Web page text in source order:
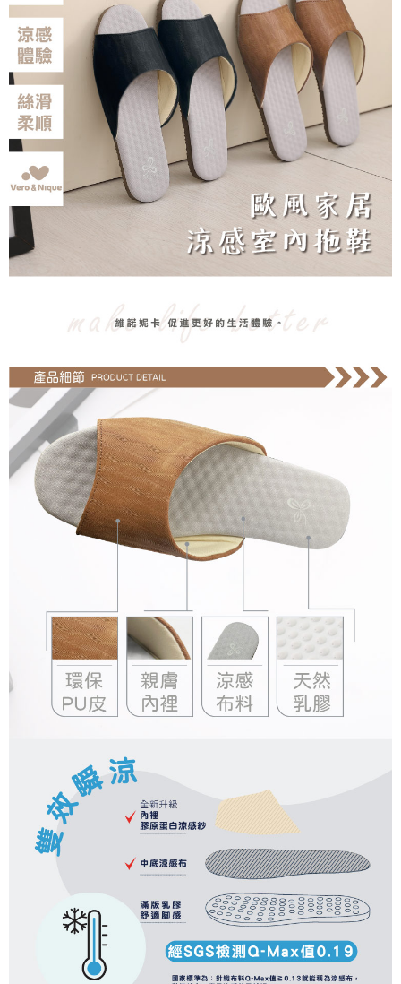
是否繳費成功／繳費後需取消欲退款等相關疑問，請聯繫「AFTEE先享後付
客戶支援中心」https://netprotections.freshdesk.com/support/home
【注意事項】
１．透過由恩沛科技股份有限公司提供之「AFTEE先享後付」服務完成之交
易，需依本服務之必要範圍內提供個人資料，並將交易相關給付款項請求債
權轉讓予恩沛科技股份有限公司。
２．關於個人資料處理事宜，請瀏覽以下網址：
https://aftee.tw/terms/#terms3
３．未成年的使用者請事先徵得法定代理人或監護人之同意方可使用
「AFTEE先享後付」，若未經同意申辦者引起之損失，本公司不負相關責
任。
４．使用「AFTEE先享後付」時，將依據個別帳號之用戶狀況，依本公司即
時審查核予不同之上限額度；若仍有額度不足之情形，本公司將視審查結果
請求用戶進行身份認證。
５．嚴禁一人註冊多個帳號或使用他人資訊註冊。若發現惡意使用之情形，
每筆NT$80，滿NT$490(含以上)免運費
宅配
每筆NT$80，滿NT$490(含以上)免運費
離島宅配
每筆NT$150，滿NT$800(含以上)免運費
港澳地區 查看運費